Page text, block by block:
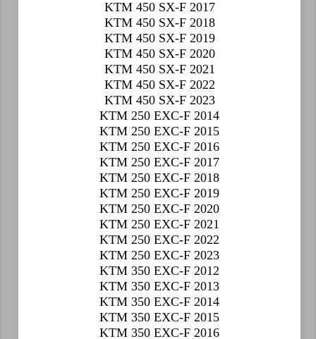
KTM 450 SX-F 2017
KTM 450 SX-F 2018
KTM 450 SX-F 2019
KTM 450 SX-F 2020
KTM 450 SX-F 2021
KTM 450 SX-F 2022
KTM 450 SX-F 2023
KTM 250 EXC-F 2014
KTM 250 EXC-F 2015
KTM 250 EXC-F 2016
KTM 250 EXC-F 2017
KTM 250 EXC-F 2018
KTM 250 EXC-F 2019
KTM 250 EXC-F 2020
KTM 250 EXC-F 2021
KTM 250 EXC-F 2022
KTM 250 EXC-F 2023
KTM 350 EXC-F 2012
KTM 350 EXC-F 2013
KTM 350 EXC-F 2014
KTM 350 EXC-F 2015
KTM 350 EXC-F 2016